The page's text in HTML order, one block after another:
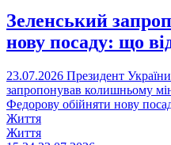
Зеленський
нову посаду: що
23.07.2026 Президент
запропонував колишньому
Федорову обійняти нову
Життя
Життя